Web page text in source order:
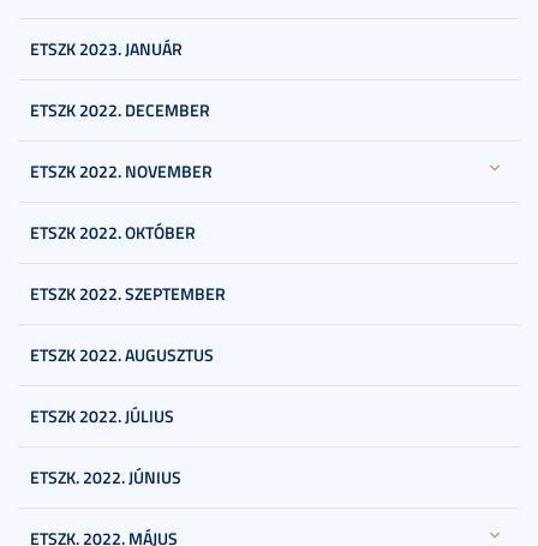
ETSZK 2023. JANUÁR
ETSZK 2022. DECEMBER
ETSZK 2022. NOVEMBER
ETSZK 2022. OKTÓBER
ETSZK 2022. SZEPTEMBER
ETSZK 2022. AUGUSZTUS
ETSZK 2022. JÚLIUS
ETSZK. 2022. JÚNIUS
ETSZK. 2022. MÁJUS